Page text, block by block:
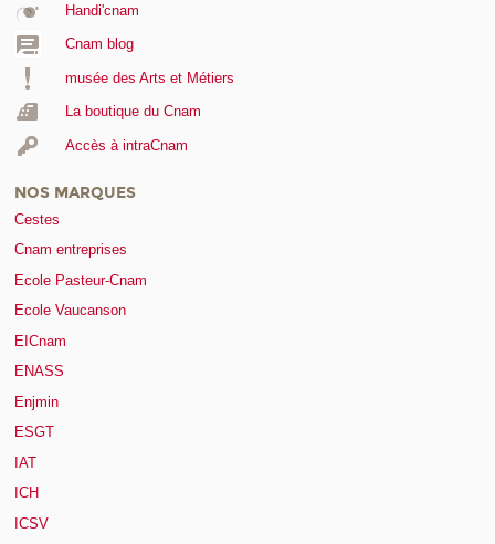
Handi'cnam
Cnam blog
musée des Arts et Métiers
La boutique du Cnam
Accès à intraCnam
NOS MARQUES
Cestes
Cnam entreprises
Ecole Pasteur-Cnam
Ecole Vaucanson
EICnam
ENASS
Enjmin
ESGT
IAT
ICH
ICSV